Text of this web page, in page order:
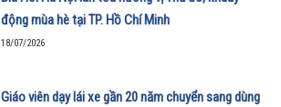
động mùa hè tại TP. Hồ Chí Minh
18/07/2026
Giáo viên dạy lái xe gần 20 năm chuyển sang dùng